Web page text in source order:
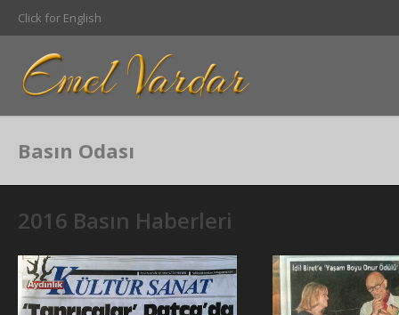
Click for English
Basın Odası
2016 Basın Haberleri